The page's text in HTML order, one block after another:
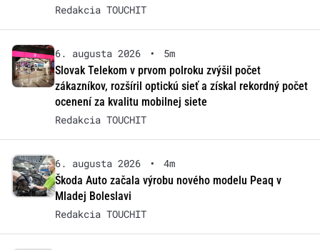
Redakcia TOUCHIT
6. augusta 2026 •
5m
Slovak Telekom v prvom polroku zvýšil počet
zákazníkov, rozšíril optickú sieť a získal rekordný počet
ocenení za kvalitu mobilnej siete
Redakcia TOUCHIT
6. augusta 2026 •
4m
Škoda Auto začala výrobu nového modelu Peaq v
Mladej Boleslavi
Redakcia TOUCHIT